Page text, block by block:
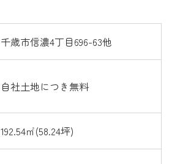
千歳市信濃4丁目696-63他
自社土地につき無料
192.54㎡(58.24坪)